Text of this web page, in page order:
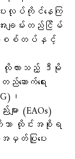
းလုပ်ကိုင်နေကြ
းချမ်းတည်ငြိမ်
က်စစ်တပ်နှင့်
လိုလားသည့် ဒီမို
ောက်ရေး
၊
း (EAOs)
သာ ထိုင်းအစိုးရ
တ်ပြုပေး